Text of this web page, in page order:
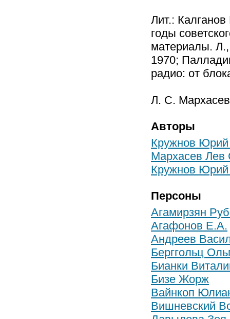
Лит.:
годы
материалы.
1970;
радио: от
Л. С.
Авторы
Кружнов Юрий
Мархасев Лев
Кружнов Юрий
Персоны
Агамирзян
Агафонов Е.А.
Андреев
Берггольц
Бианки
Бизе Жорж
Вайнкоп
Вишневский